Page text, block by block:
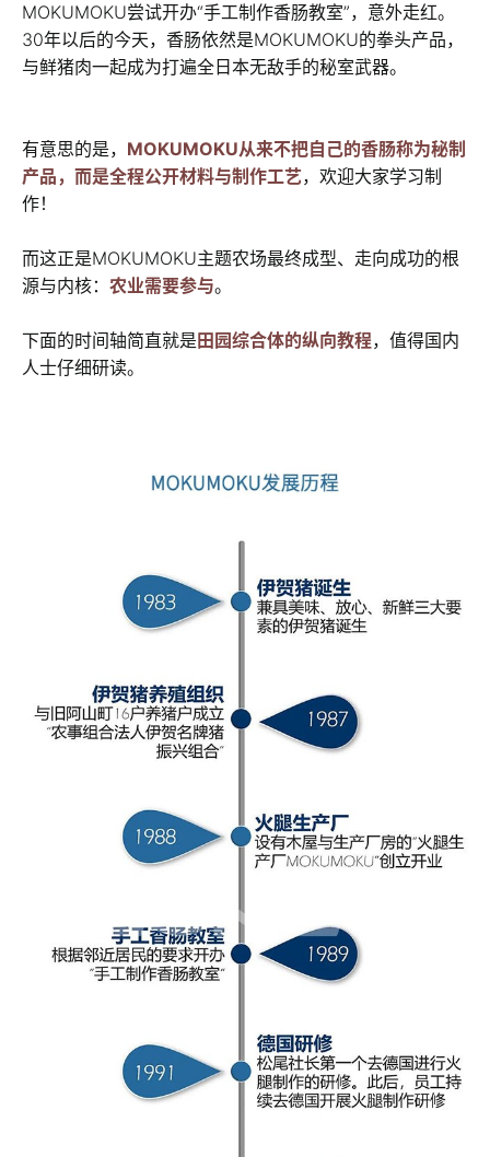
MOKUMOKU尝试开办“手工制作香肠教室”，意外走红。
30年以后的今天，香肠依然是MOKUMOKU的拳头产品，
与鲜猪肉一起成为打遍全日本无敌手的秘室武器。
有意思的是， MOKUMOKU从来不把自己的香肠称为秘制
产品，而是全程公开材料与制作工艺，欢迎大家学习制
作！
而这正是MOKUMOKU主题农场最终成型、走向成功的根
源与内核： 农业需要参与。
下面的时间轴简直就是田园综合体的纵向教程，值得国内
人士仔细研读。